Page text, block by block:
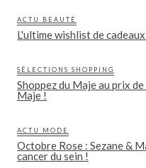
ACTU BEAUTÉ
L'ultime wishlist de
SÉLECTIONS SHOPPING
Shoppez du Maje au prix
Maje !
ACTU MODE
Octobre Rose : Sezane &
cancer du sein !